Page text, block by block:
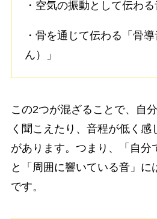
・空気の振動として伝わる
・骨を通じて伝わる「骨
ん）」
この2つが混ざることで、自
く聞こえたり、音程が低く感
があります。つまり、「自分
と「周囲に響いている音」に
です。